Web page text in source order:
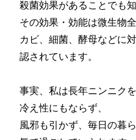
殺菌効果があることでも
その効果・効能は微生物全
カビ、細菌、酵母などに
認されています。
事実、私は長年ニンニク
冷え性にもならず、
風邪も引かず、毎日の暮